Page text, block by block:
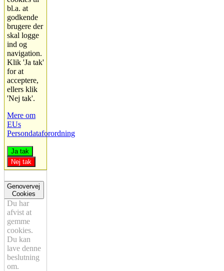
bl.a. at
godkende
brugere der
skal logge
ind og
navigation.
Klik 'Ja tak'
for at
acceptere,
ellers klik
'Nej tak'.
Mere om
EUs
Persondataforordning
Ja tak
Nej tak
Genovervej
Cookies
Du har
afvist at
gemme
cookies.
Du kan
lave denne
beslutning
om.